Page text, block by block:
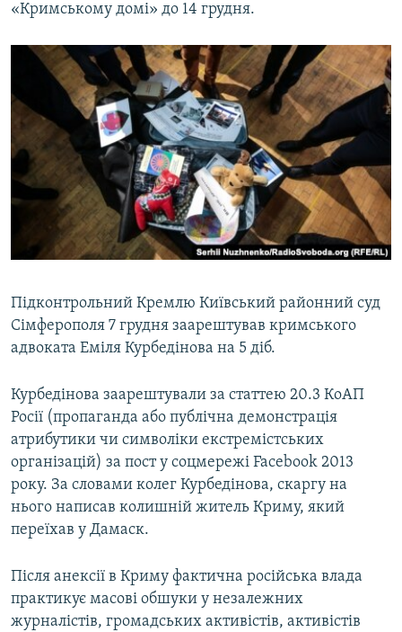
«Кримському домі» до 14 грудня.
Підконтрольний Кремлю Київський районний суд
Сімферополя 7 грудня заарештував кримського
адвоката Еміля Курбедінова на 5 діб.
Курбедінова заарештували за статтею 20.3 КоАП
Росії (пропаганда або публічна демонстрація
атрибутики чи символіки екстремістських
організацій) за пост у соцмережі Facebook 2013
року. За словами колег Курбедінова, скаргу на
нього написав колишній житель Криму, який
переїхав у Дамаск.
Після анексії в Криму фактична російська влада
практикує масові обшуки у незалежних
журналістів, громадських активістів, активістів